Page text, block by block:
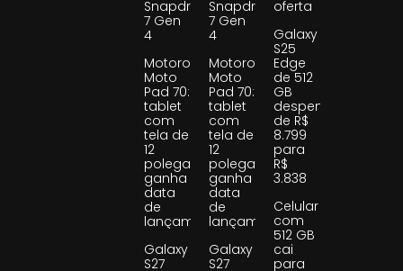
Snapdragon
7 Gen
4
Motorola
Moto
Pad 70:
tablet
com
tela de
12
polegadas
ganha
data
de
lançamento
Galaxy
S27
Snapdragon
7 Gen
4
Motorola
Moto
Pad 70:
tablet
com
tela de
12
polegadas
ganha
data
de
lançamento
Galaxy
S27
oferta
Galaxy
S25
Edge
de 512
GB
despenca
de R$
8.799
para
R$
3.838
Celular
com
512 GB
cai
para